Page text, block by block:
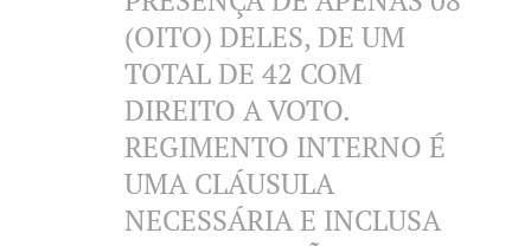
(OITO) DELES, DE UM
TOTAL DE 42 COM
DIREITO A VOTO.
REGIMENTO INTERNO É
UMA CLÁUSULA
NECESSÁRIA E INCLUSA